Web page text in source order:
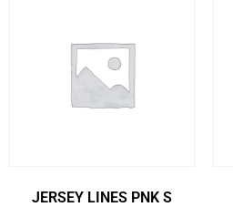
JERSEY LINES PNK S